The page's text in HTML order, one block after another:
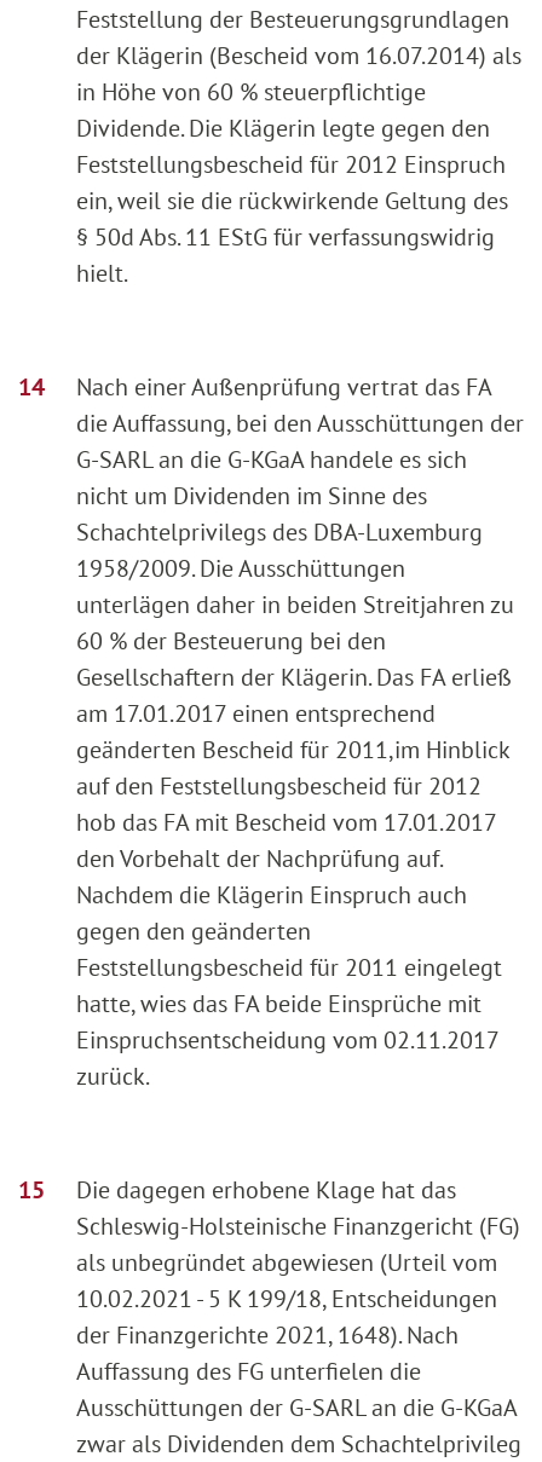
Feststellung der Besteuerungsgrundlagen
der Klägerin (Bescheid vom 16.07.2014) als
in Höhe von 60 % steuerpflichtige
Dividende. Die Klägerin legte gegen den
Feststellungsbescheid für 2012 Einspruch
ein, weil sie die rückwirkende Geltung des
§ 50d Abs. 11 EStG für verfassungswidrig
hielt.
Nach einer Außenprüfung vertrat das FA
die Auffassung, bei den Ausschüttungen der
G-SARL an die G-KGaA handele es sich
nicht um Dividenden im Sinne des
Schachtelprivilegs des DBA-Luxemburg
1958/2009. Die Ausschüttungen
unterlägen daher in beiden Streitjahren zu
60 % der Besteuerung bei den
Gesellschaftern der Klägerin. Das FA erließ
am 17.01.2017 einen entsprechend
geänderten Bescheid für 2011,im Hinblick
auf den Feststellungsbescheid für 2012
hob das FA mit Bescheid vom 17.01.2017
den Vorbehalt der Nachprüfung auf.
Nachdem die Klägerin Einspruch auch
gegen den geänderten
Feststellungsbescheid für 2011 eingelegt
hatte, wies das FA beide Einsprüche mit
Einspruchsentscheidung vom 02.11.2017
zurück.
Die dagegen erhobene Klage hat das
Schleswig-Holsteinische Finanzgericht (FG)
als unbegründet abgewiesen (Urteil vom
10.02.2021 - 5 K 199/18, Entscheidungen
der Finanzgerichte 2021, 1648). Nach
Auffassung des FG unterfielen die
Ausschüttungen der G-SARL an die G-KGaA
zwar als Dividenden dem Schachtelprivileg